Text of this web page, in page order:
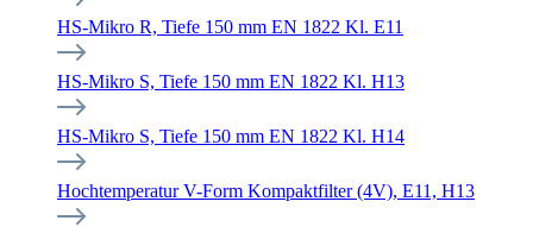
HS-Mikro R, Tiefe 150 mm EN 1822 Kl. E11
HS-Mikro S, Tiefe 150 mm EN 1822 Kl. H13
HS-Mikro S, Tiefe 150 mm EN 1822 Kl. H14
Hochtemperatur V-Form Kompaktfilter (4V), E11, H13